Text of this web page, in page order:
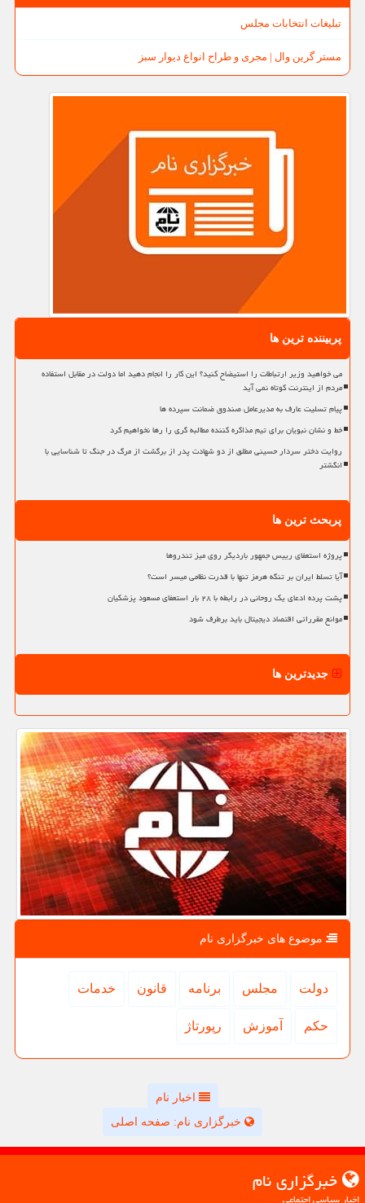
تبلیغات انتخابات مجلس
مستر گرین وال | مجری و طراح انواع دیوار سبز
پربیننده ترین ها
می خواهید وزیر ارتباطات را استیضاح کنید؟ این کار را انجام دهید اما دولت در مقابل استفاده
مردم از اینترنت کوتاه نمی آید
پیام تسلیت عارف به مدیرعامل صندوق ضمانت سپرده ها
خط و نشان نبویان برای تیم مذاکره کننده مطالبه گری را رها نخواهیم کرد
روایت دختر سردار حسینی مطلق از دو شهادت پدر از برگشت از مرگ در جنگ تا شناسایی با
انگشتر
پربحث ترین ها
پروژه استعفای رییس جمهور باردیگر روی میز تندروها
آیا تسلط ایران بر تنگه هرمز تنها با قدرت نظامی میسر است؟
پشت پرده ادعای یک روحانی در رابطه با ۲۸ بار استعفای مسعود پزشکیان
موانع مقرراتی اقتصاد دیجیتال باید برطرف شود
جدیدترین ها
موضوع های خبرگزاری نام
دولت مجلس برنامه قانون خدمات
حكم آموزش رپورتاژ
اخبار نام
خبرگزاری نام: صفحه اصلی
خبرگزاری نام